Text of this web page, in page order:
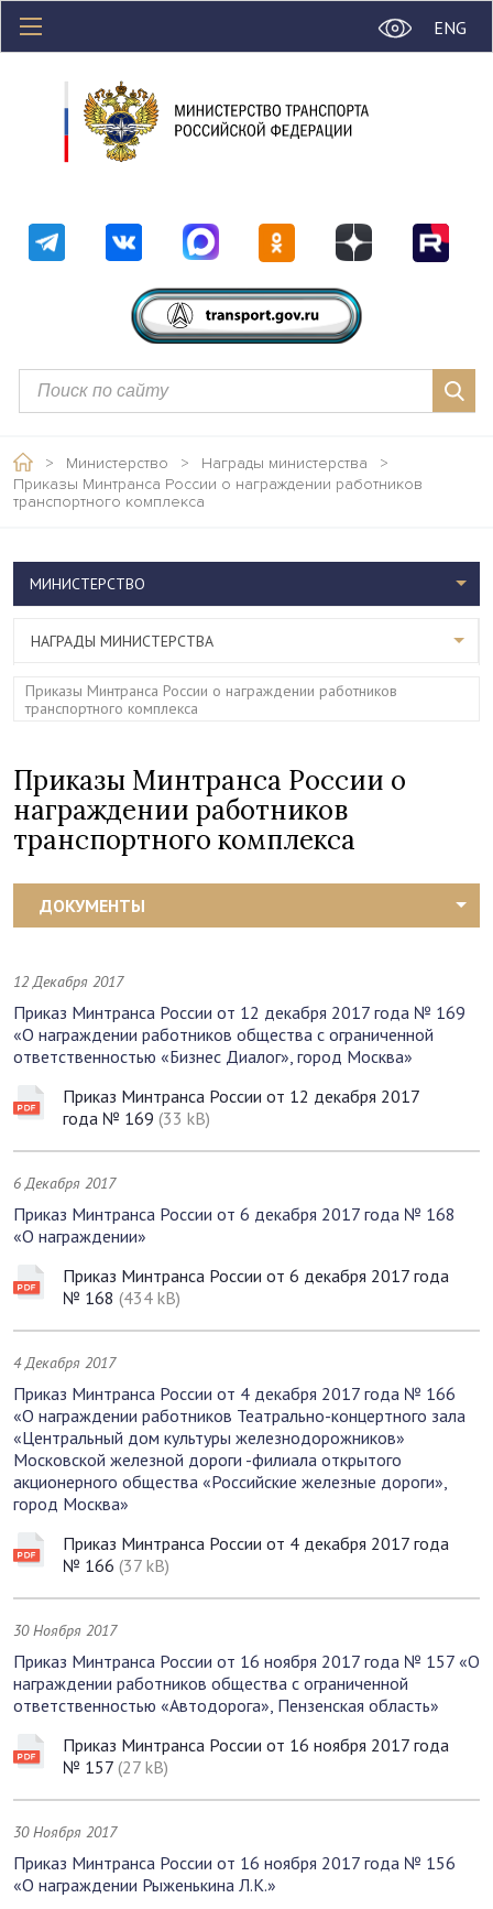
ENG
> Министерство > Награды министерства
>
Приказы Минтранса России о награждении работников
транспортного комплекса
Приказы Минтранса России о
награждении работников
транспортного комплекса
ДОКУМЕНТЫ
12 Декабря 2017
Приказ Минтранса России от 12 декабря 2017 года № 169
«О награждении работников общества с ограниченной
ответственностью «Бизнес Диалог», город Москва»
Приказ Минтранса России от 12 декабря 2017
года № 169 (33 kB)
6 Декабря 2017
Приказ Минтранса России от 6 декабря 2017 года № 168
«О награждении»
Приказ Минтранса России от 6 декабря 2017 года
№ 168 (434 kB)
4 Декабря 2017
Приказ Минтранса России от 4 декабря 2017 года № 166
«О награждении работников Театрально-концертного зала
«Центральный дом культуры железнодорожников»
Московской железной дороги -филиала открытого
акционерного общества «Российские железные дороги»,
город Москва»
Приказ Минтранса России от 4 декабря 2017 года
№ 166 (37 kB)
30 Ноября 2017
Приказ Минтранса России от 16 ноября 2017 года № 157 «О
награждении работников общества с ограниченной
ответственностью «Автодорога», Пензенская область»
Приказ Минтранса России от 16 ноября 2017 года
№ 157 (27 kB)
30 Ноября 2017
Приказ Минтранса России от 16 ноября 2017 года № 156
«О награждении Рыженькина Л.К.»
МИНИСТЕРСТВО
НАГРАДЫ МИНИСТЕРСТВА
Приказы Минтранса России о награждении работников
транспортного комплекса